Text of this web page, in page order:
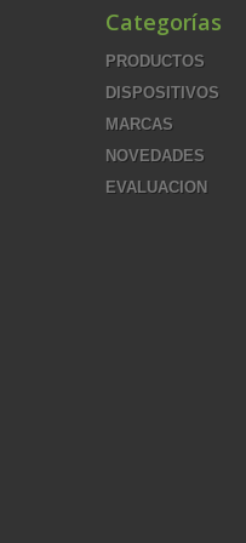
Categorías
PRODUCTOS
DISPOSITIVOS
MARCAS
NOVEDADES
EVALUACION